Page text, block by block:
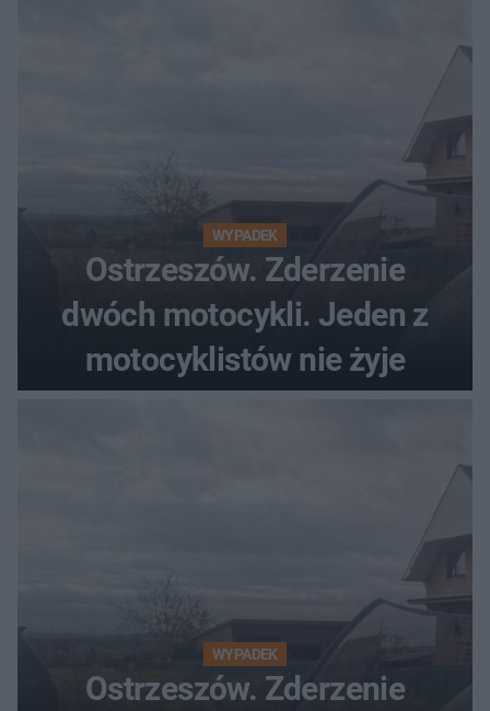
WYPADEK
Ostrzeszów. Zderzenie
dwóch motocykli. Jeden z
motocyklistów nie żyje
WYPADEK
Ostrzeszów. Zderzenie